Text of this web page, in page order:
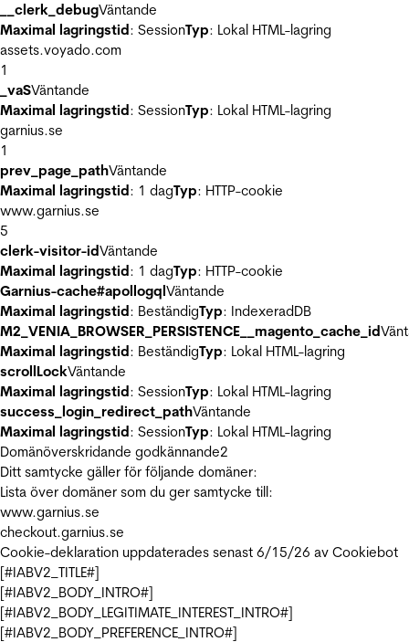
__clerk_debugVäntande
Maximal lagringstid: SessionTyp: Lokal HTML-lagring
assets.voyado.com
1
_vaSVäntande
Maximal lagringstid: SessionTyp: Lokal HTML-lagring
garnius.se
1
prev_page_pathVäntande
Maximal lagringstid: 1 dagTyp: HTTP-cookie
www.garnius.se
5
clerk-visitor-idVäntande
Maximal lagringstid: 1 dagTyp: HTTP-cookie
Garnius-cache#apollogqlVäntande
Maximal lagringstid: BeständigTyp: IndexeradDB
M2_VENIA_BROWSER_PERSISTENCE__magento_cache_id
Maximal lagringstid: BeständigTyp: Lokal HTML-lagring
scrollLockVäntande
Maximal lagringstid: SessionTyp: Lokal HTML-lagring
success_login_redirect_pathVäntande
Maximal lagringstid: SessionTyp: Lokal HTML-lagring
Domänöverskridande godkännande2
Ditt samtycke gäller för följande domäner:
Lista över domäner som du ger samtycke till:
www.garnius.se
checkout.garnius.se
Cookie-deklaration uppdaterades senast 6/15/26 av Cookiebot
[#IABV2_TITLE#]
[#IABV2_BODY_INTRO#]
[#IABV2_BODY_LEGITIMATE_INTEREST_INTRO#]
[#IABV2_BODY_PREFERENCE_INTRO#]